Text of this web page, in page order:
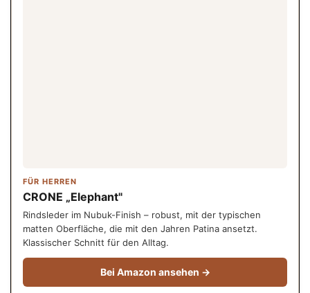
FÜR HERREN
CRONE „Elephant"
Rindsleder im Nubuk-Finish – robust, mit der typischen
matten Oberfläche, die mit den Jahren Patina ansetzt.
Klassischer Schnitt für den Alltag.
Bei Amazon ansehen →